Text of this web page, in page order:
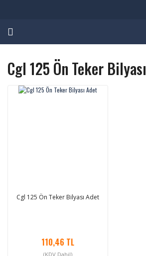
Cgl 125 Ön Teker Bilyası
Cgl 125 Ön Teker Bilyası Adet
110,46 TL
(KDV Dahil)